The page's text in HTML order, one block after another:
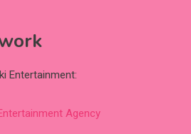
Entertainment:
Agency